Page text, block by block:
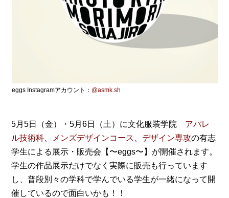
eggs Instagramアカウント： @asmk.sh
5月5日（金）・5月6日（土）に文化服装学院 アパレ
ル技術科
メンズデザインコース デザイン専攻の有志
学生による展示・販売会【〜eggs〜】が開催されます。
学生の作品展示だけでなく実際に販売も行っています
し、普段別々の学科で学んでいる学生が一緒になって開
催しているので面白いかも！！